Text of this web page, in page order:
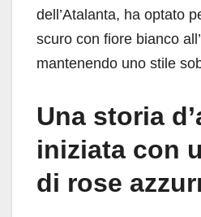
dell’Atalanta, ha optato
scuro con fiore bianco
mantenendo uno stile
Una storia
iniziata con
di rose